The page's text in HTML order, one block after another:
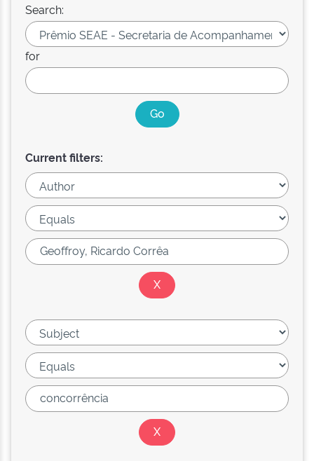
Search:
for
Current filters: